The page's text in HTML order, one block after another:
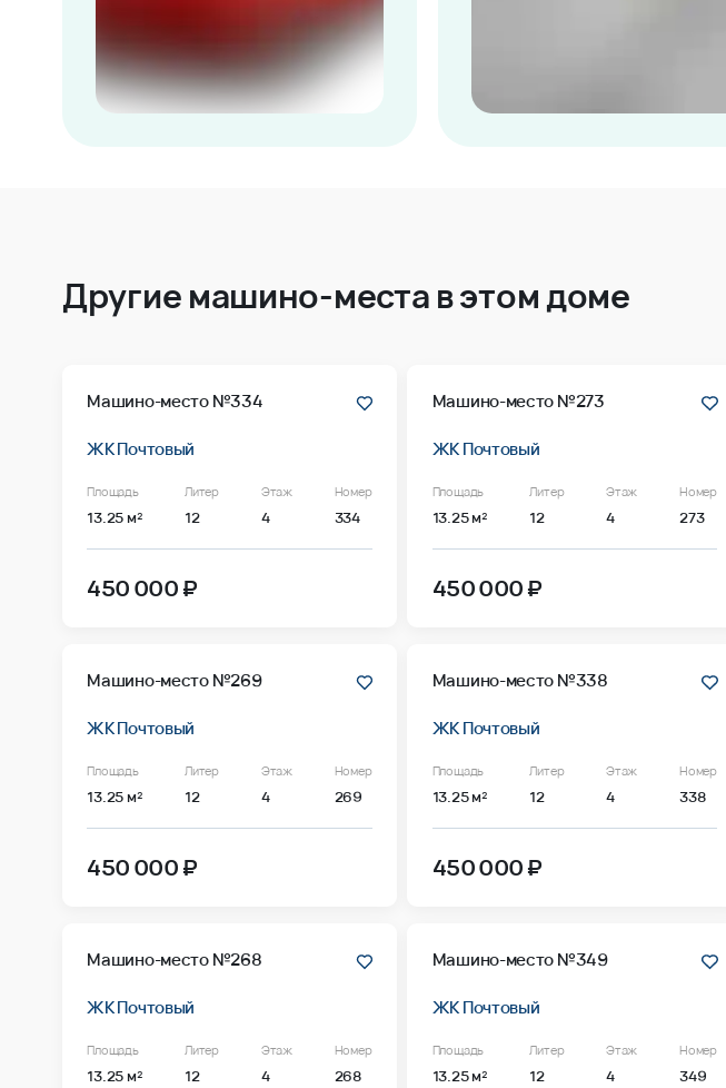
Другие машино-места в этом доме
Машино-место №334
ЖК Почтовый
Площадь
13.25 м²
Литер
12
Этаж
4
Номер
334
450 000 ₽
Машино-место №273
ЖК Почтовый
Площадь
13.25 м²
Литер
12
Этаж
4
Номер
273
450 000 ₽
Машино-место №269
ЖК Почтовый
Площадь
13.25 м²
Литер
12
Этаж
4
Номер
269
450 000 ₽
Машино-место №338
ЖК Почтовый
Площадь
13.25 м²
Литер
12
Этаж
4
Номер
338
450 000 ₽
Машино-место №268
ЖК Почтовый
Площадь
13.25 м²
Литер
12
Этаж
4
Номер
268
Машино-место №349
ЖК Почтовый
Площадь
13.25 м²
Литер
12
Этаж
4
Номер
349